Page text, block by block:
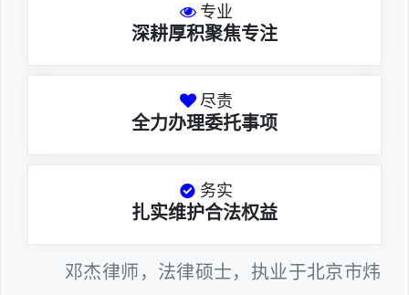
专业
深耕厚积聚焦专注
尽责
全力办理委托事项
务实
扎实维护合法权益
邓杰律师，法律硕士，执业于北京市炜